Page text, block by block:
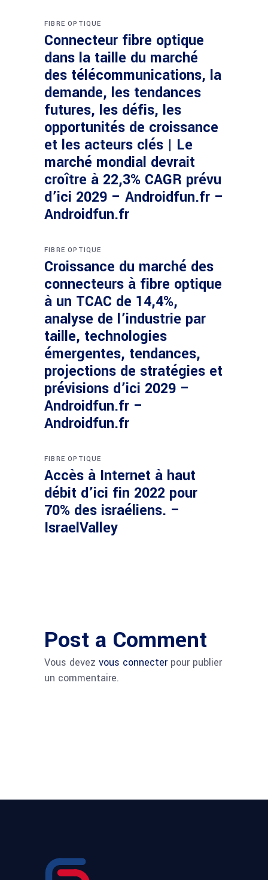
FIBRE OPTIQUE
Connecteur fibre optique
dans la taille du marché
des télécommunications, la
demande, les tendances
futures, les défis, les
opportunités de croissance
et les acteurs clés | Le
marché mondial devrait
croître à 22,3% CAGR prévu
d’ici 2029 – Androidfun.fr –
Androidfun.fr
FIBRE OPTIQUE
Croissance du marché des
connecteurs à fibre optique
à un TCAC de 14,4%,
analyse de l’industrie par
taille, technologies
émergentes, tendances,
projections de stratégies et
prévisions d’ici 2029 –
Androidfun.fr –
Androidfun.fr
FIBRE OPTIQUE
Accès à Internet à haut
débit d’ici fin 2022 pour
70% des israéliens. –
IsraelValley
Post a Comment
Vous devez vous connecterpour publier
un commentaire.